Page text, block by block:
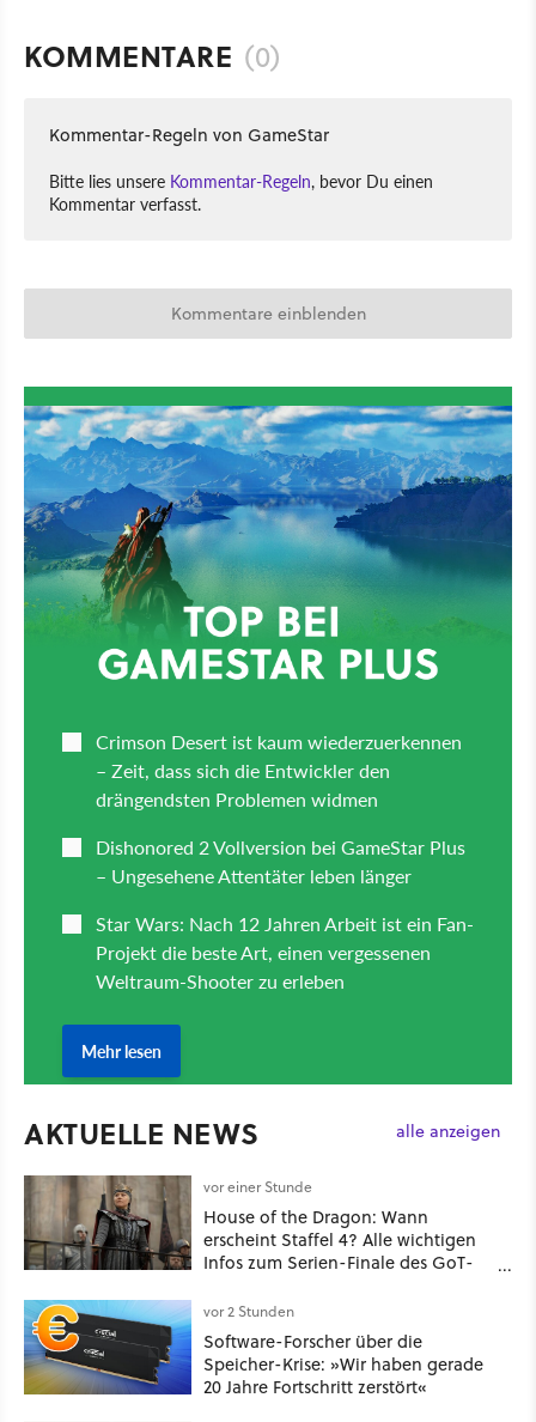
KOMMENTARE (0)
Kommentar-Regeln von GameStar
Bitte lies unsere Kommentar-Regeln, bevor Du einen
Kommentar verfasst.
Kommentare einblenden
AKTUELLE NEWS alle anzeigen
vor einer Stunde
House of the Dragon: Wann
erscheint Staffel 4? Alle wichtigen
Infos zum Serien-Finale des GoT-
vor 2 Stunden
Software-Forscher über die
Speicher-Krise: »Wir haben gerade
20 Jahre Fortschritt zerstört«